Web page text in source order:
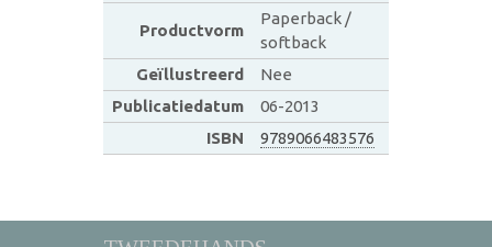
Productvorm
Paperback /
softback
Geïllustreerd
Nee
Publicatiedatum
06-2013
ISBN
9789066483576